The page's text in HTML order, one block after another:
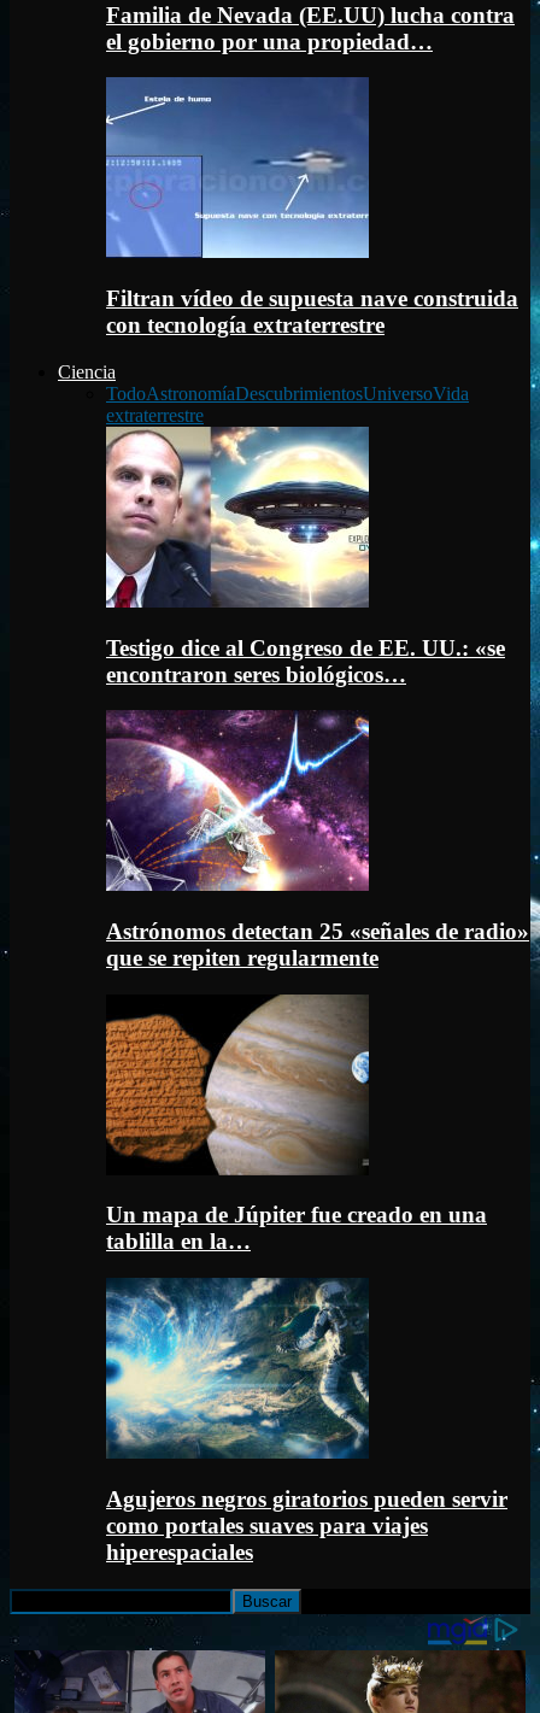
Familia de Nevada (EE.UU) lucha contra
el gobierno por una propiedad…
Filtran vídeo de supuesta nave construida
con tecnología extraterrestre
Ciencia
TodoAstronomíaDescubrimientosUniversoVida
extraterrestre
Testigo dice al Congreso de EE. UU.: «se
encontraron seres biológicos…
Astrónomos detectan 25 «señales de radio»
que se repiten regularmente
Un mapa de Júpiter fue creado en una
tablilla en la…
Agujeros negros giratorios pueden servir
como portales suaves para viajes
hiperespaciales